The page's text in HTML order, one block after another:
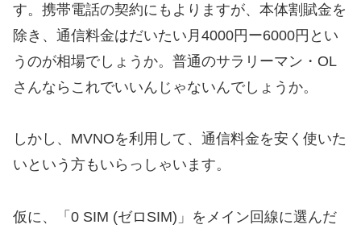
す。携帯電話の契約にもよりますが、本体割賦金を
除き、通信料金はだいたい月4000円ー6000円とい
うのが相場でしょうか。普通のサラリーマン・OL
さんならこれでいいんじゃないんでしょうか。
しかし、MVNOを利用して、通信料金を安く使いた
いという方もいらっしゃいます。
仮に、「0 SIM (ゼロSIM)」をメイン回線に選んだ